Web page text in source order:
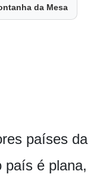
da Mesa
países da
país é plana,